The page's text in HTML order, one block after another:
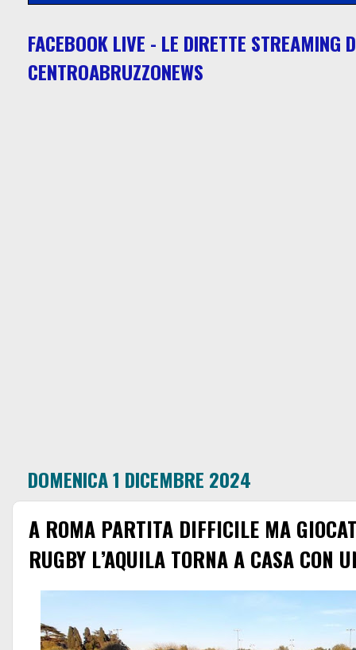
FACEBOOK LIVE - LE DIRETTE STREAMING
CENTROABRUZZONEWS
DOMENICA 1 DICEMBRE 2024
A ROMA PARTITA DIFFICILE MA
RUGBY L’AQUILA TORNA A CASA CON